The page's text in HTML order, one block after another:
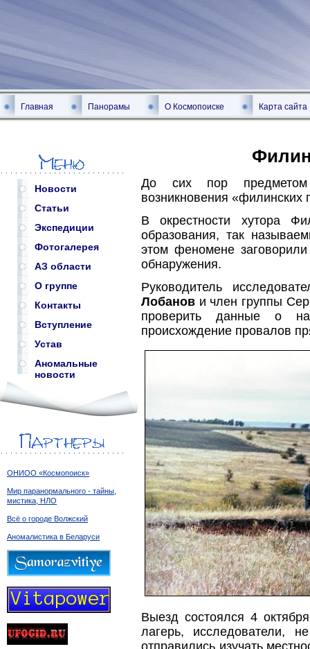
Главная Панорамы О Космопоиске Карта сайта
Новости
Статьи
Экспедиции
Фотогалерея
АЗ области
О группе
Контакты
Вступление
Устав
Аномальные
новости
ОНИОО «Космопоиск»
Мир паранормального - тайны,
мистика, НЛО
Всё о городе Волжский
Аномалистика в Беларуси
До сих пор предметом
возникновения «филинских
В окрестности хутора
образования, так
этом феномене
обнаружения.
Руководитель
Лобанов и член группы
проверить данные о
происхождение провалов
Выезд состоялся 4
лагерь, исследователи,
отправились изучать